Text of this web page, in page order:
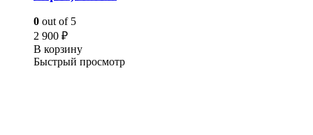
0 out of 5
2 900 ₽
В корзину
Быстрый просмотр